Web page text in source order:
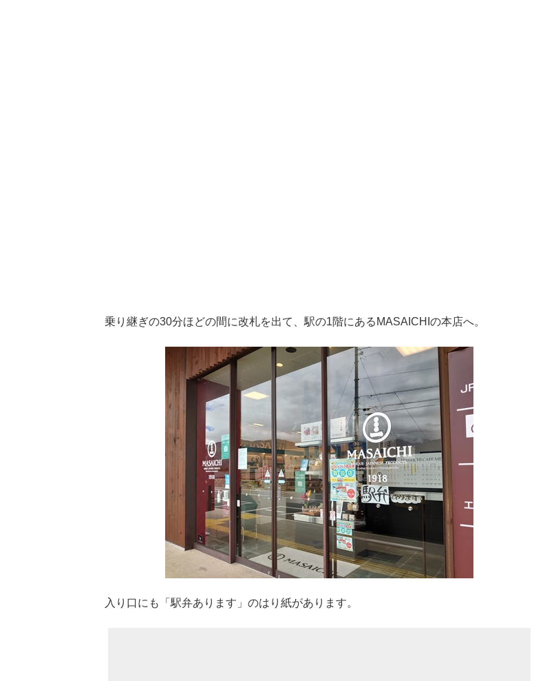
乗り継ぎの30分ほどの間に改札を出て、駅の1階にあるMASAICHIの本店へ。
入り口にも「駅弁あります」のはり紙があります。